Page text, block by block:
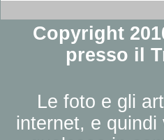
Copyright
presso il
Le foto e gli
internet, e